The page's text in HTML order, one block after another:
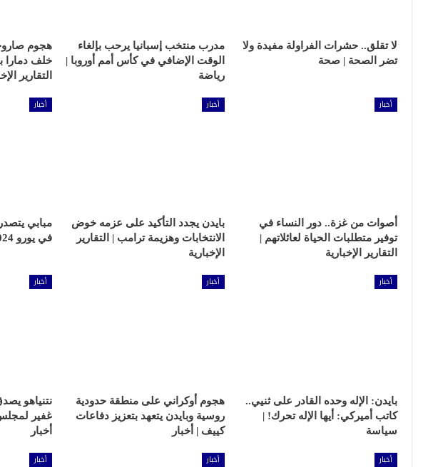
لا تقلق.. حشرات الفراولة مفيدة ولا
تضر الصحة | صحة
مدرب منتخب إسبانيا يرحب بإلغاء
الوقت الإضافي في كأس أمم أوروبا |
رياضة
هجوم
خلف دمارا
التقارير
أخبار
أصوات من غزة.. دور النساء في
توفير متطلبات الحياة لعائلاتهم |
التقارير الإخبارية
أخبار
بايدن يجدد التأكيد على عزمه خوض
الانتخابات وهزيمة ترامب | التقارير
الإخبارية
أخبار
في يورو 2024 | رياضة
أخبار
بايدن: الإله وحده القادر على ثنيي..
كاتب أميركي: أيها الإله تحرك! |
سياسة
أخبار
هجوم أوكراني على منطقة حدودية
روسية وبايدن يتعهد بتعزيز دفاعات
كييف | أخبار
أخبار
نتنياهو
غفير
أخبار
أخبار أخبار أخبار